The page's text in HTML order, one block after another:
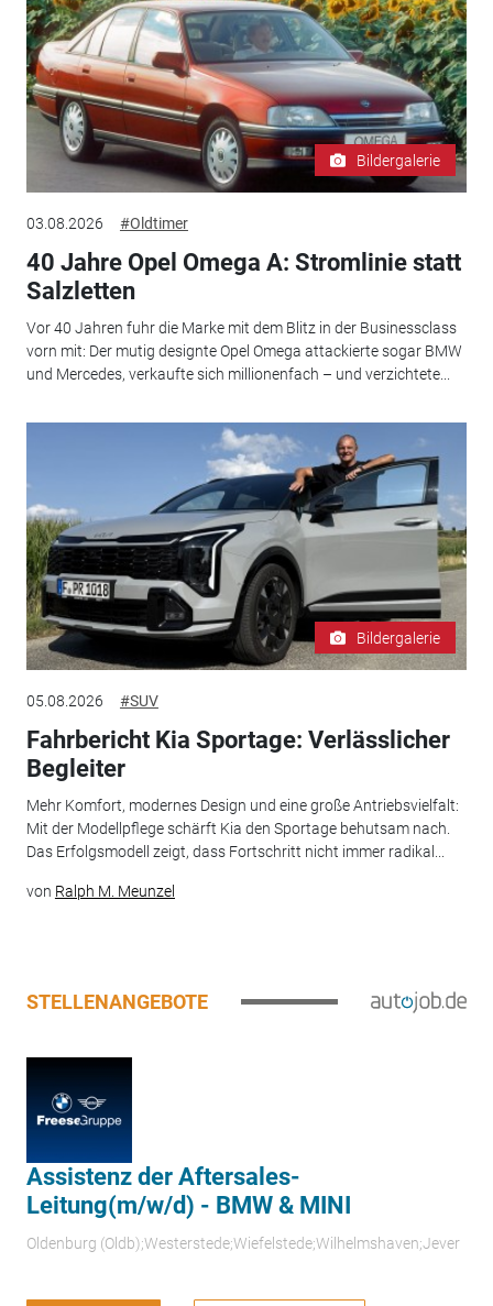
Bildergalerie
03.08.2026 #Oldtimer
40 Jahre Opel Omega A: Stromlinie statt
Salzletten
Vor 40 Jahren fuhr die Marke mit dem Blitz in der Businessclass
vorn mit: Der mutig designte Opel Omega attackierte sogar BMW
und Mercedes, verkaufte sich millionenfach – und verzichtete...
Bildergalerie
05.08.2026 #SUV
Fahrbericht Kia Sportage: Verlässlicher
Begleiter
Mehr Komfort, modernes Design und eine große Antriebsvielfalt:
Mit der Modellpflege schärft Kia den Sportage behutsam nach.
Das Erfolgsmodell zeigt, dass Fortschritt nicht immer radikal...
von Ralph M. Meunzel
STELLENANGEBOTE
Assistenz der Aftersales-
Leitung(m/w/d) - BMW & MINI
Oldenburg (Oldb);Westerstede;Wiefelstede;Wilhelmshaven;Jever